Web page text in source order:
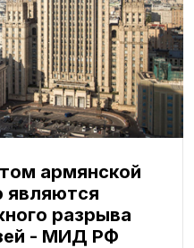
армянской
являются
разрыва
- МИД РФ